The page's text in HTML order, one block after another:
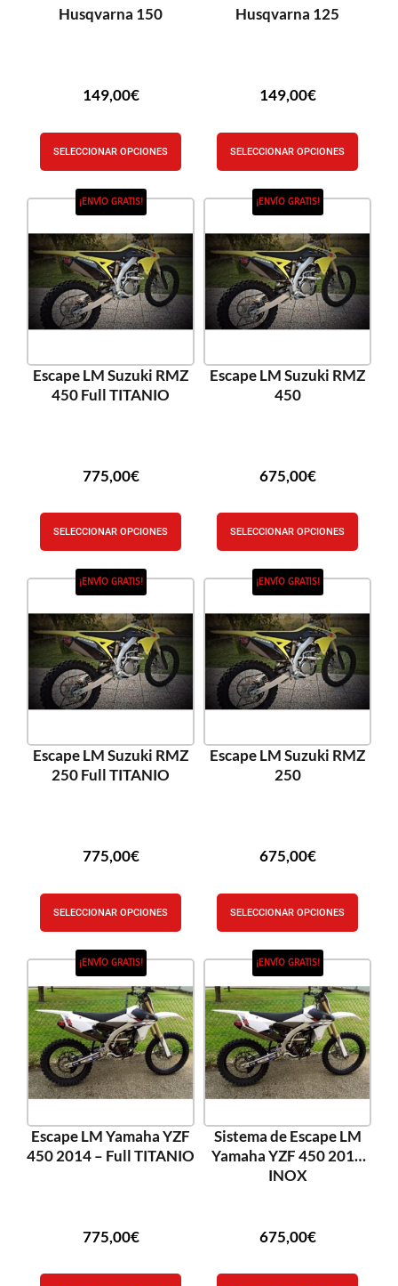
Husqvarna 150
149,00€
SELECCIONAR OPCIONES
Husqvarna 125
149,00€
SELECCIONAR OPCIONES
¡ENVÍO GRATIS!
Escape LM Suzuki RMZ
450 Full TITANIO
775,00€
SELECCIONAR OPCIONES
¡ENVÍO GRATIS!
Escape LM Suzuki RMZ
450
675,00€
SELECCIONAR OPCIONES
¡ENVÍO GRATIS!
Escape LM Suzuki RMZ
250 Full TITANIO
775,00€
SELECCIONAR OPCIONES
¡ENVÍO GRATIS!
Escape LM Suzuki RMZ
250
675,00€
SELECCIONAR OPCIONES
¡ENVÍO GRATIS!
Escape LM Yamaha YZF
450 2014 – Full TITANIO
775,00€
¡ENVÍO GRATIS!
Sistema de Escape LM
Yamaha YZF 450 2014
INOX
675,00€